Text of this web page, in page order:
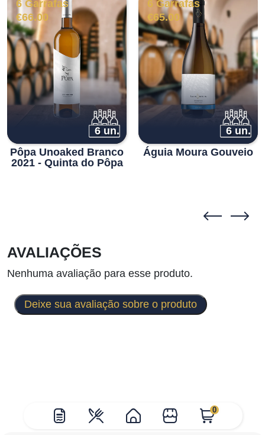
0
6 Garrafas
€66.00
6 un.
Pôpa Unoaked Branco
2021 - Quinta do Pôpa
6 Garrafas
€65.00
6 un.
Águia Moura Gouveio
AVALIAÇÕES
Nenhuma avaliação para esse produto.
Deixe sua avaliação sobre o produto